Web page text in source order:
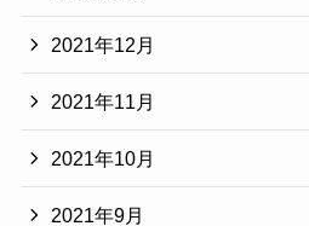
2021年12月
2021年11月
2021年10月
2021年9月